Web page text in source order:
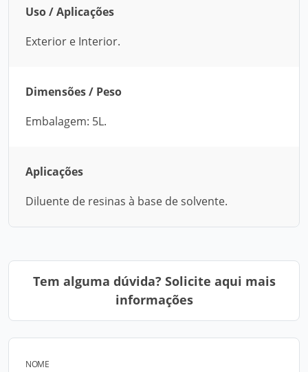
Uso / Aplicações
Exterior e Interior.
Dimensões / Peso
Embalagem: 5L.
Aplicações
Diluente de resinas à base de solvente.
Tem alguma dúvida? Solicite aqui mais
informações
NOME